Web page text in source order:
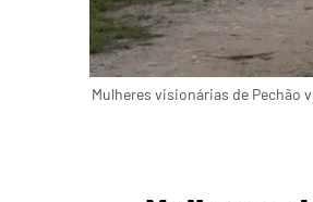
Mulheres visionárias de Pechão